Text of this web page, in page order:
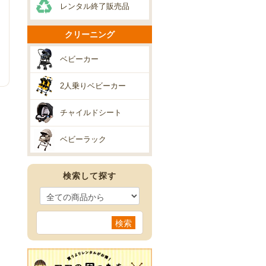
レンタル終了販売品
クリーニング
ベビーカー
2人乗りベビーカー
チャイルドシート
ベビーラック
検索して探す
検索